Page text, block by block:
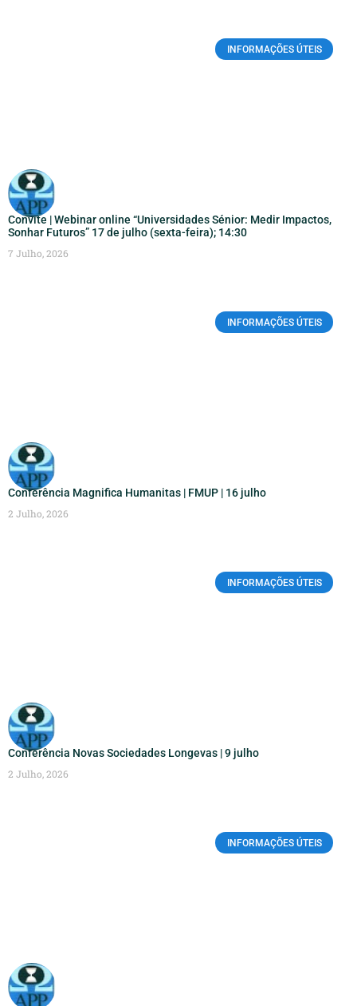
INFORMAÇÕES ÚTEIS
Convite | Webinar online “Universidades Sénior: Medir Impactos,
Sonhar Futuros” 17 de julho (sexta-feira); 14:30
7 Julho, 2026
INFORMAÇÕES ÚTEIS
Conferência Magnifica Humanitas | FMUP | 16 julho
2 Julho, 2026
INFORMAÇÕES ÚTEIS
Conferência Novas Sociedades Longevas | 9 julho
2 Julho, 2026
INFORMAÇÕES ÚTEIS